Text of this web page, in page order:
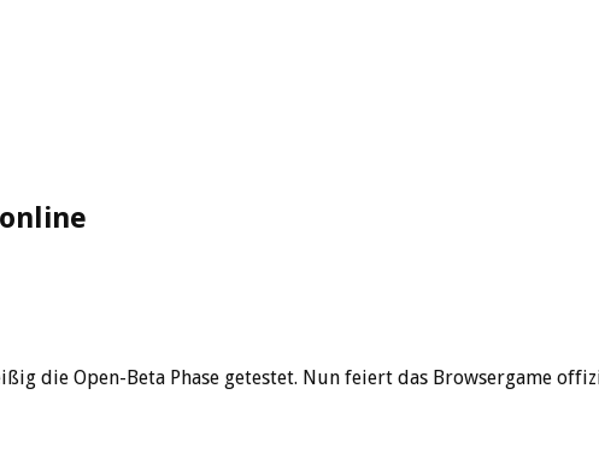
die Open-Beta Phase getestet. Nun feiert das Browsergame